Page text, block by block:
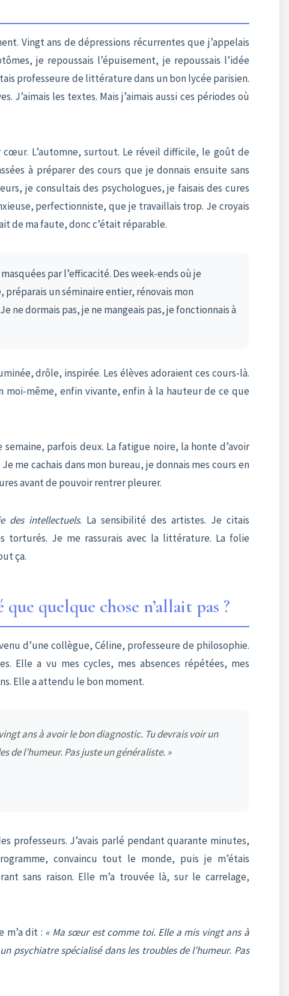
Vingt ans de dépressions récurrentes que j’appelais
je repoussais l’épuisement, je repoussais l’idée
professeure de littérature dans un bon lycée parisien.
J’aimais les textes. Mais j’aimais aussi ces périodes où
cœur. L’automne, surtout. Le réveil difficile, le goût de
à préparer des cours que je donnais ensuite sans
je consultais des psychologues, je faisais des cures
perfectionniste, que je travaillais trop. Je croyais
de ma faute, donc c’était réparable.
par l’efficacité. Des week-ends où je
un séminaire entier, rénovais mon
ne dormais pas, je ne mangeais pas, je fonctionnais à
drôle, inspirée. Les élèves adoraient ces cours-là.
moi-même, enfin vivante, enfin à la hauteur de ce que
semaine, parfois deux. La fatigue noire, la honte d’avoir
me cachais dans mon bureau, je donnais mes cours en
avant de pouvoir rentrer pleurer.
des intellectuels. La sensibilité des artistes. Je citais
torturés. Je me rassurais avec la littérature. La folie
ça.
quelque chose n’allait pas ?
d’une collègue, Céline, professeure de philosophie.
Elle a vu mes cycles, mes absences répétées, mes
Elle a attendu le bon moment.
ans à avoir le bon diagnostic. Tu devrais voir un
de l’humeur. Pas juste un généraliste. »
professeurs. J’avais parlé pendant quarante minutes,
convaincu tout le monde, puis je m’étais
sans raison. Elle m’a trouvée là, sur le carrelage,
m’a dit : « Ma sœur est comme toi. Elle a mis vingt ans à
psychiatre spécialisé dans les troubles de l’humeur. Pas